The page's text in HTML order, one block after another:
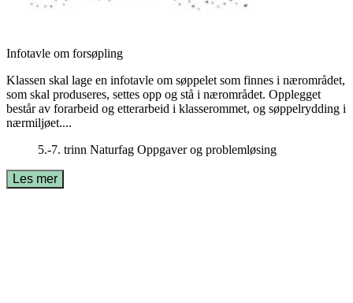
Infotavle om forsøpling
Klassen skal lage en infotavle om søppelet som finnes i nærområdet,
som skal produseres, settes opp og stå i nærområdet. Opplegget
består av forarbeid og etterarbeid i klasserommet, og søppelrydding i
nærmiljøet....
5.-7. trinn Naturfag Oppgaver og problemløsing
Les mer